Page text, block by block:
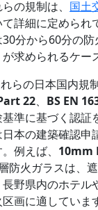
の規制は、 国土
て詳細に定められ
分から60分の
求められるケー
らの日本国内規
22、 BS EN
準に基づく認証
本の建築確認申
例えば、 10mm
防火ガラスは、
野県内のホテル
画に適していま